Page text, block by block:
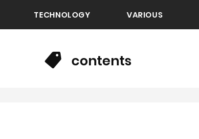
TECHNOLOGY VARIOUS
contents